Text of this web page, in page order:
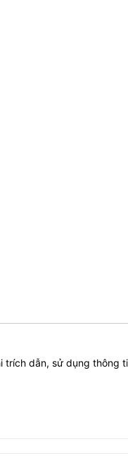
trích dẫn, sử dụng thông